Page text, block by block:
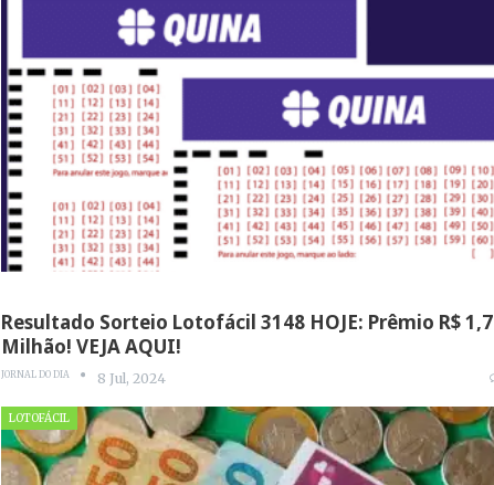
Resultado Sorteio Lotofácil 3148 HOJE: Prêmio R$ 1,7
Milhão! VEJA AQUI!
JORNAL DO DIA 8 Jul, 2024
LOTOFÁCIL